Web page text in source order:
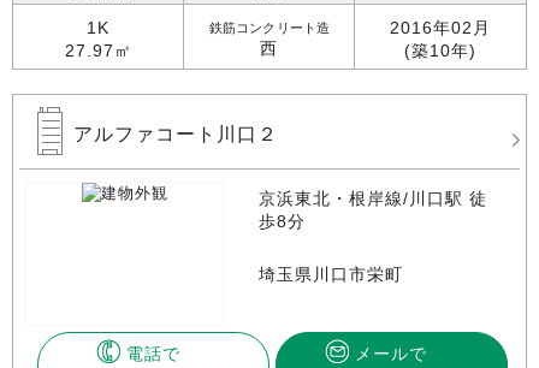
1K
27.97㎡
鉄筋コンクリート造
西
2016年02月
(築10年)
アルファコート川口２
京浜東北・根岸線/川口駅 徒
歩8分
埼玉県川口市栄町
電話で
メールで